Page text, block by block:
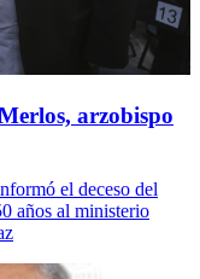
arzobispo
el deceso del
años al ministerio